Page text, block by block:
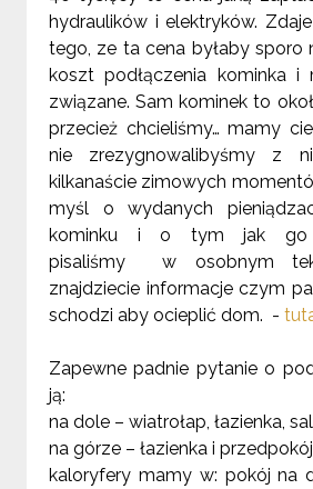
hydraulików i elektryków.
tego, ze ta cena byłaby sporo
koszt podłączenia kominka i
związane. Sam kominek to
przecież chcieliśmy… mamy
nie zrezygnowalibyśmy z
kilkanaście zimowych
myśl o wydanych
kominku i o tym jak go
pisaliśmy w osobnym
znajdziecie informacje czym
schodzi aby ocieplić dom. -
Zapewne padnie pytanie o
ją:
na dole – wiatrołap, łazienka,
na górze – łazienka i przedpokój
kaloryfery mamy w: pokój na